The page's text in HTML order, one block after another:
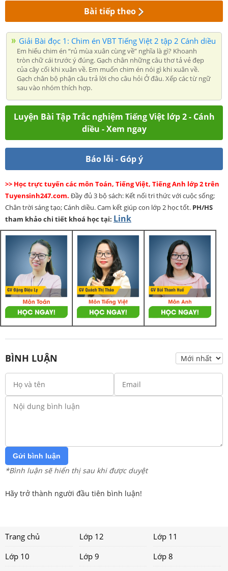
Bài tiếp theo
Giải Bài đọc 1: Chim én VBT Tiếng Việt 2 tập 2 Cánh diều
Em hiểu chim én “rủ mùa xuân cùng về” nghĩa là gì? Khoanh
tròn chữ cái trước ý đúng. Gạch chân những câu thơ tả vẻ đẹp
của cây cối khi xuân về. Em muốn chim én nói gì khi xuân về.
Gạch chân bộ phận câu trả lời cho câu hỏi Ở đâu. Xếp các từ ngữ
sau vào nhóm thích hợp.
Luyện Bài Tập Trắc nghiệm Tiếng Việt lớp 2 - Cánh
diều - Xem ngay
Báo lỗi - Góp ý
>> Học trực tuyến các môn Toán, Tiếng Việt, Tiếng Anh lớp 2 trên
Tuyensinh247.com. Đầy đủ 3 bộ sách: Kết nối tri thức với cuộc sống;
Chân trời sáng tạo; Cánh diều. Cam kết giúp con lớp 2 học tốt. PH/HS
tham khảo chi tiết khoá học tại: Link
BÌNH LUẬN
Gửi bình luận
*Bình luận sẽ hiển thị sau khi được duyệt
Hãy trở thành người đầu tiên bình luận!
Trang chủ Lớp 12
Lớp 11
Lớp 10
Lớp 9
Lớp 8